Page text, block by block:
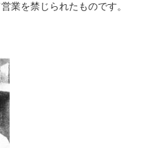
業を禁じられたものです。